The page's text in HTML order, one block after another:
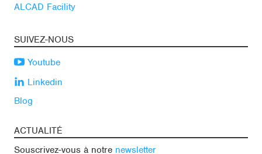
ALCAD Facility
SUIVEZ-NOUS
Youtube
Linkedin
Blog
ACTUALITÉ
Souscrivez-vous à notre newsletter